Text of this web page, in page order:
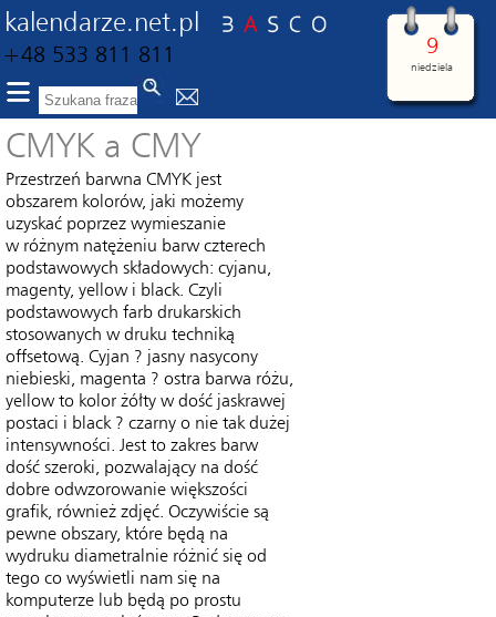
kalendarze.net.pl
+48 533 811 811 9
niedziela
CMYK a CMY
Przestrzeń barwna CMYK jest
obszarem kolorów, jaki możemy
uzyskać poprzez wymieszanie
w różnym natężeniu barw czterech
podstawowych składowych: cyjanu,
magenty, yellow i black. Czyli
podstawowych farb drukarskich
stosowanych w druku techniką
offsetową. Cyjan ? jasny nasycony
niebieski, magenta ? ostra barwa różu,
yellow to kolor żółty w dość jaskrawej
postaci i black ? czarny o nie tak dużej
intensywności. Jest to zakres barw
dość szeroki, pozwalający na dość
dobre odwzorowanie większości
grafik, również zdjęć. Oczywiście są
pewne obszary, które będą na
wydruku diametralnie różnić się od
tego co wyświetli nam się na
komputerze lub będą po prostu